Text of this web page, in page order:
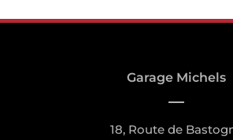
Garage Michels
18, Route de